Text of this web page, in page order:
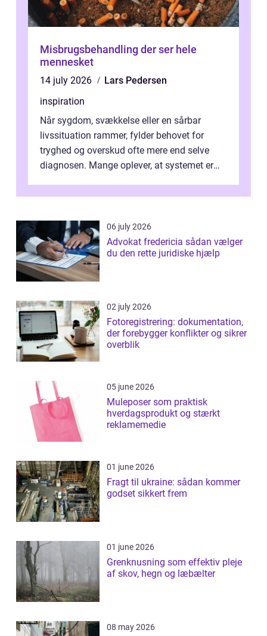
Misbrugsbehandling der ser hele
mennesket
14 july 2026
Lars Pedersen
inspiration
Når sygdom, svækkelse eller en sårbar
livssituation rammer, fylder behovet for
tryghed og overskud ofte mere end selve
diagnosen. Mange oplever, at systemet er
06 july 2026
Advokat fredericia sådan vælger
du den rette juridiske hjælp
02 july 2026
Fotoregistrering: dokumentation,
der forebygger konflikter og sikrer
overblik
05 june 2026
Muleposer som praktisk
hverdagsprodukt og stærkt
reklamemedie
01 june 2026
Fragt til ukraine: sådan kommer
godset sikkert frem
01 june 2026
Grenknusning som effektiv pleje
af skov, hegn og læbælter
08 may 2026